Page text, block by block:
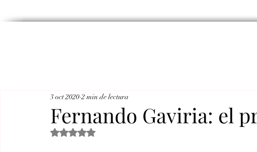
Fernando Gaviria: el
3 oct 2020 2 min de lectura
Obtuvo NaN de 5 estrellas.